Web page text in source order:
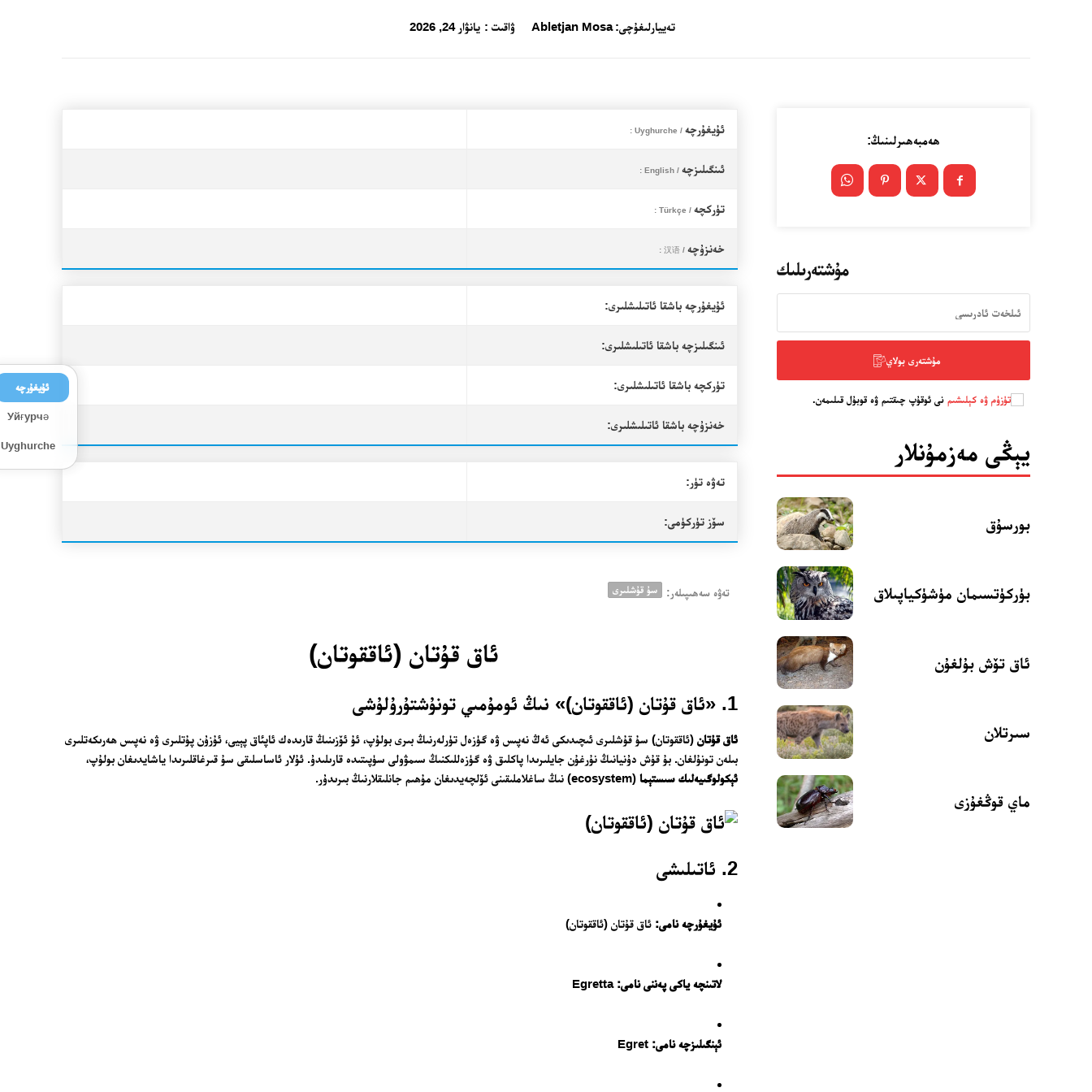
تەييارلىغۇچى: Abletjan Mosa ۋاقىت : يانۋار 24, 2026
ئۇيغۇرچە/ Uyghurche :
ئىنگىلىزچە/ English :
تۈركچە/ Türkçe :
خەنزۇچە/ 汉语 :
ئۇيغۇرچە باشقا ئاتىلىشلىرى:
ئىنگىلىزچە باشقا ئاتىلىشلىرى:
تۈركچە باشقا ئاتىلىشلىرى:
خەنزۇچە باشقا ئاتىلىشلىرى:
تەۋە تۈر:
سۆز تۈركۈمى:
تەۋە سەھىپىلەر: سۇ قۇشلىرى
ئاق قۇتان (ئاققوتان)
1. «ئاق قۇتان (ئاققوتان)» نىڭ ئومۇمىي تونۇشتۇرۇلۇشى
ئاق قۇتان(ئاققوتان) سۇ قۇشلىرى ئىچىدىكى ئەڭ نەپىس ۋە گۈزەل تۈرلەرنىڭ بىرى بولۇپ، ئۇ ئۆزىنىڭ قارىدەك ئاپئاق پېيى، ئۇزۇن پۇتلىرى ۋە نەپىس ھەرىكەتلىرى
بىلەن تونۇلغان. بۇ قۇش دۇنيانىڭ نۇرغۇن جايلىرىدا پاكلىق ۋە گۈزەللىكنىڭ سىمۋولى سۈپىتىدە قارىلىدۇ. ئۇلار ئاساسلىقى سۇ قىرغاقلىرىدا ياشايدىغان بولۇپ،
ئېكولوگىيەلىك سىستېما(ecosystem) نىڭ ساغلاملىقىنى ئۆلچەيدىغان مۇھىم جانلىقلارنىڭ بىرىدۇر.
2. ئاتىلىشى
ئۇيغۇرچە نامى: ئاق قۇتان (ئاققوتان)
لاتىنچە ياكى پەننى نامى: Egretta
ئېنگىلىزچە نامى:
ھەمبەھىرلىنىڭ:
مۇشتەرىلىك
مۇشتەرى بولاي
تۈزۈم ۋە كېلىشىمنى ئوقۇپ چىقتىم ۋە قوبۇل قىلىمەن.
يېڭى مەزمۇنلار
بورسۇق
بۈركۈتسىمان مۈشۈكياپىلاق
ئاق تۆش بۇلغۇن
سىرتلان
ماي قوڭغۇزى
ئۇيغۇرچە
Уйғурчә
Uyghurche